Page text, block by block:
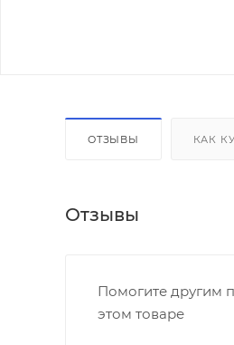
ОТЗЫВЫ КАК
Отзывы
Помогите другим
этом товаре